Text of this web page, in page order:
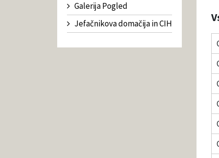
Galerija Pogled
Jefačnikova domačija in CIH